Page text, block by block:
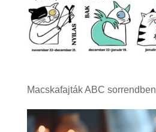
Macskafajták ABC sorrendben